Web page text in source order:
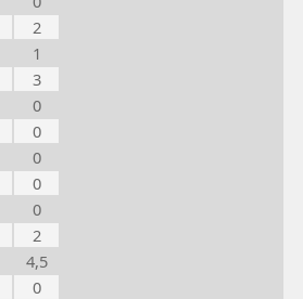
2
1
3
0
0
0
0
0
2
4,5
0